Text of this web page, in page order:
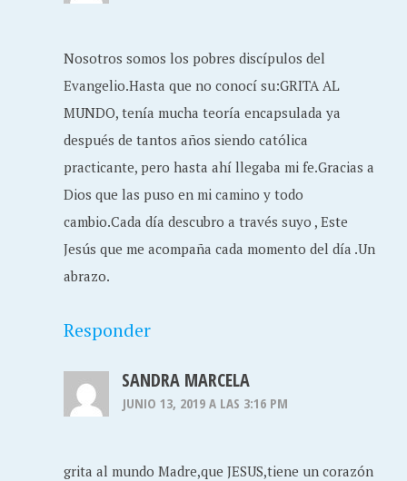
Nosotros somos los pobres discípulos del
Evangelio.Hasta que no conocí su:GRITA AL
MUNDO, tenía mucha teoría encapsulada ya
después de tantos años siendo católica
practicante, pero hasta ahí llegaba mi fe.Gracias a
Dios que las puso en mi camino y todo
cambio.Cada día descubro a través suyo , Este
Jesús que me acompaña cada momento del día .Un
abrazo.
Responder
SANDRA MARCELA
JUNIO 13, 2019 A LAS 3:16 PM
grita al mundo Madre,que JESUS,tiene un corazón